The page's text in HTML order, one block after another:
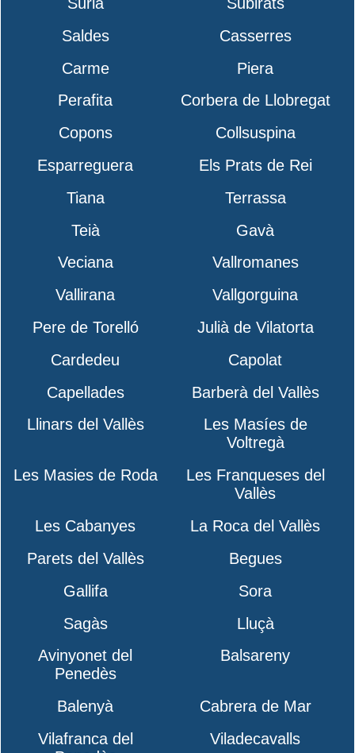
Saldes
Casserres
Carme
Piera
Perafita
Corbera de Llobregat
Copons
Collsuspina
Esparreguera
Els Prats de Rei
Tiana
Terrassa
Teià
Gavà
Veciana
Vallromanes
Vallirana
Vallgorguina
Pere de Torelló
Julià de Vilatorta
Cardedeu
Capolat
Capellades
Barberà del Vallès
Llinars del Vallès
Les Masíes de
Voltregà
Les Masies de Roda
Les Franqueses del
Vallès
Les Cabanyes
La Roca del Vallès
Parets del Vallès
Begues
Gallifa
Sora
Sagàs
Lluçà
Avinyonet del
Penedès
Balsareny
Balenyà
Cabrera de Mar
Vilafranca del
Viladecavalls